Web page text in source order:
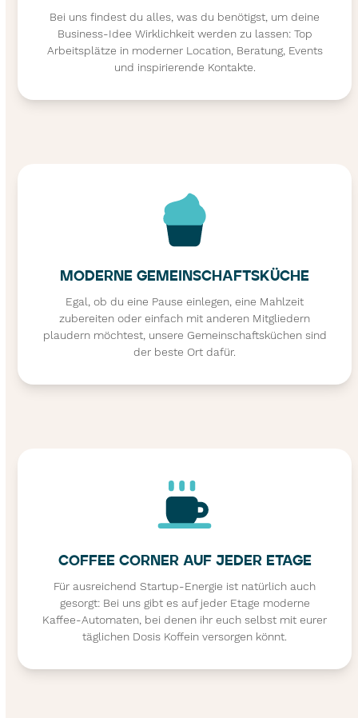
Bei uns findest du alles, was du benötigst, um deine
Business-Idee Wirklichkeit werden zu lassen: Top
Arbeitsplätze in moderner Location, Beratung, Events
und inspirierende Kontakte.
MODERNE GEMEINSCHAFTSKÜCHE
Egal, ob du eine Pause einlegen, eine Mahlzeit
zubereiten oder einfach mit anderen Mitgliedern
plaudern möchtest, unsere Gemeinschaftsküchen sind
der beste Ort dafür.
COFFEE CORNER AUF JEDER ETAGE
Für ausreichend Startup-Energie ist natürlich auch
gesorgt: Bei uns gibt es auf jeder Etage moderne
Kaffee-Automaten, bei denen ihr euch selbst mit eurer
täglichen Dosis Koffein versorgen könnt.